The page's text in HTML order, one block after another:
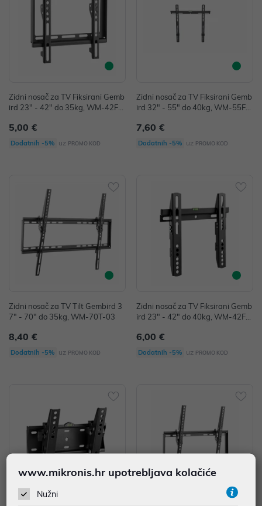
Zidni nosač za TV Fiksirani Gemb
ird 23" - 42" do 35kg, WM-42F-
5,00 €
Dodatnih -5% uz PROMO KOD
Zidni nosač za TV Fiksirani Gemb
ird 32" - 55" do 40kg, WM-55F-
7,60 €
Dodatnih -5% uz PROMO KOD
Zidni nosač za TV Tilt Gembird 3
7" - 70" do 35kg, WM-70T-03
8,40 €
Dodatnih -5% uz PROMO KOD
Zidni nosač za TV Fiksirani Gemb
ird 23" - 42" do 40kg, WM-42F-
6,00 €
Dodatnih -5% uz PROMO KOD
www.mikronis.hr upotrebljava kolačiće
Nužni